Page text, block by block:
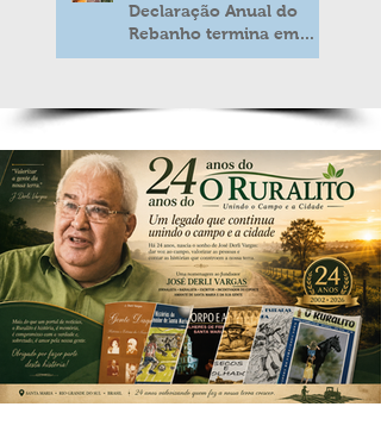
Declaração Anual do
Rebanho termina em
duas semanas